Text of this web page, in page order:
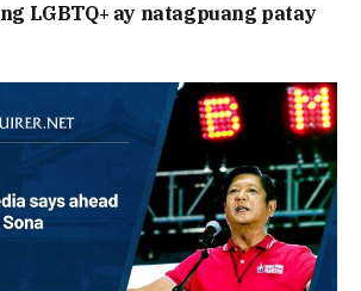
LGBTQ+ ay natagpuang patay